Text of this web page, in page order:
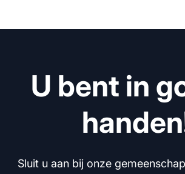
U bent in
Sluit u aan bij onze